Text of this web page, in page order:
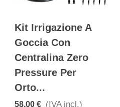
Kit Irrigazione A
Goccia Con
Centralina Zero
Pressure Per
Orto...
58,00 € (IVA incl.)